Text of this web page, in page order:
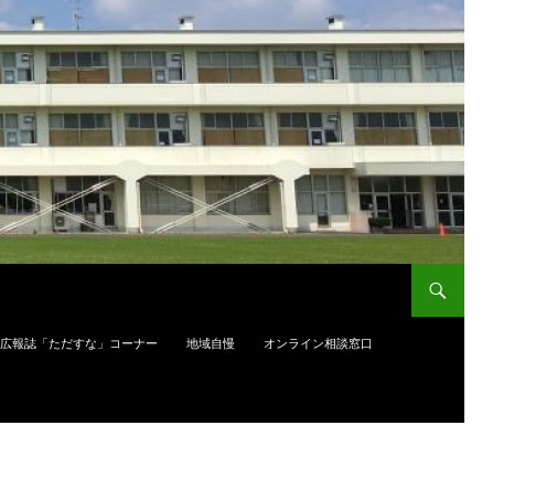
広報誌「ただすな」コーナー 地域自慢 オンライン相談窓口